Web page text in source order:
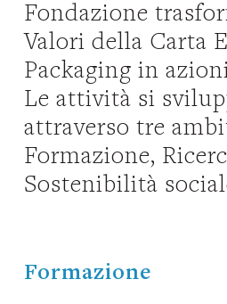
Fondazione
Valori della Carta
Packaging in
Le attività si
attraverso tre
Formazione,
Sostenibilità
Formazione